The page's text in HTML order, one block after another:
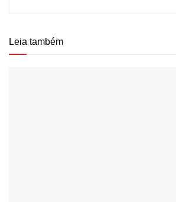
Leia também